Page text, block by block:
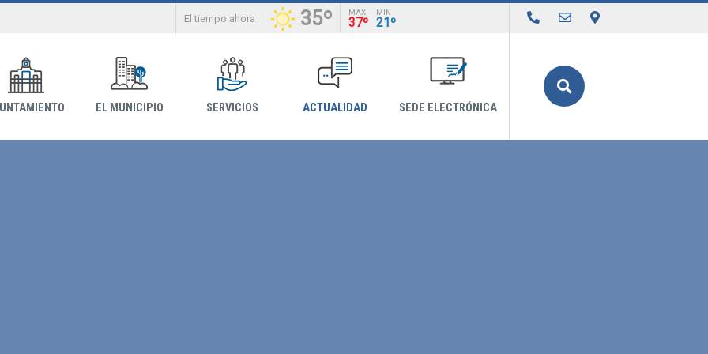
El tiempo ahora 35º MAX
37º
MIN
21º
EL MUNICIPIO SERVICIOS ACTUALIDAD SEDE ELECTRÓNICA